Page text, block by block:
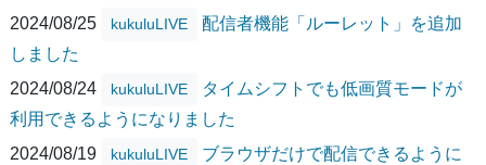
2024/08/25
kukuluLIVE
配信者機能「ルーレット」を追加
しました
2024/08/24
kukuluLIVE
タイムシフトでも低画質モードが
利用できるようになりました
2024/08/19
kukuluLIVE
ブラウザだけで配信できるように